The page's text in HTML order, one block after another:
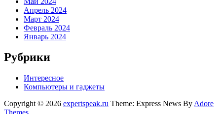
Апрель 2024
Март 2024
Февраль 2024
Январь 2024
Рубрики
Интересное
Компьютеры и гаджеты
Copyright © 2026 expertspeak.ru Theme: Express News By Adore